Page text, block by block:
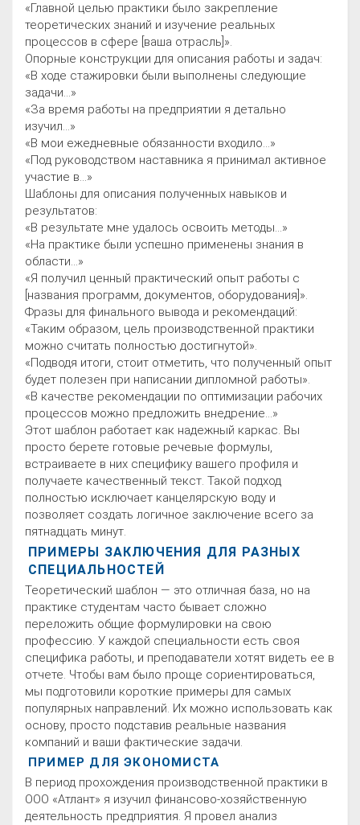
«Главной целью практики было закрепление
теоретических знаний и изучение реальных
процессов в сфере [ваша отрасль]».
Опорные конструкции для описания работы и задач:
«В ходе стажировки были выполнены следующие
задачи...»
«За время работы на предприятии я детально
изучил...»
«В мои ежедневные обязанности входило...»
«Под руководством наставника я принимал активное
участие в...»
Шаблоны для описания полученных навыков и
результатов:
«В результате мне удалось освоить методы...»
«На практике были успешно применены знания в
области...»
«Я получил ценный практический опыт работы с
[названия программ, документов, оборудования]».
Фразы для финального вывода и рекомендаций:
«Таким образом, цель производственной практики
можно считать полностью достигнутой».
«Подводя итоги, стоит отметить, что полученный опыт
будет полезен при написании дипломной работы».
«В качестве рекомендации по оптимизации рабочих
процессов можно предложить внедрение...»
Этот шаблон работает как надежный каркас. Вы
просто берете готовые речевые формулы,
встраиваете в них специфику вашего профиля и
получаете качественный текст. Такой подход
полностью исключает канцелярскую воду и
позволяет создать логичное заключение всего за
пятнадцать минут.
ПРИМЕРЫ ЗАКЛЮЧЕНИЯ ДЛЯ РАЗНЫХ
СПЕЦИАЛЬНОСТЕЙ
Теоретический шаблон — это отличная база, но на
практике студентам часто бывает сложно
переложить общие формулировки на свою
профессию. У каждой специальности есть своя
специфика работы, и преподаватели хотят видеть ее в
отчете. Чтобы вам было проще сориентироваться,
мы подготовили короткие примеры для самых
популярных направлений. Их можно использовать как
основу, просто подставив реальные названия
компаний и ваши фактические задачи.
ПРИМЕР ДЛЯ ЭКОНОМИСТА
В период прохождения производственной практики в
ООО «Атлант» я изучил финансово-хозяйственную
деятельность предприятия. Я провел анализ